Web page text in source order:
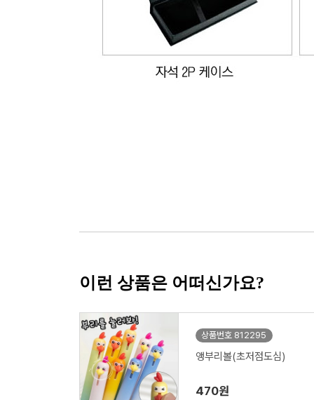
이런 상품은 어떠신가요?
상품번호 812295
앵부리볼(초저점도심)
470원